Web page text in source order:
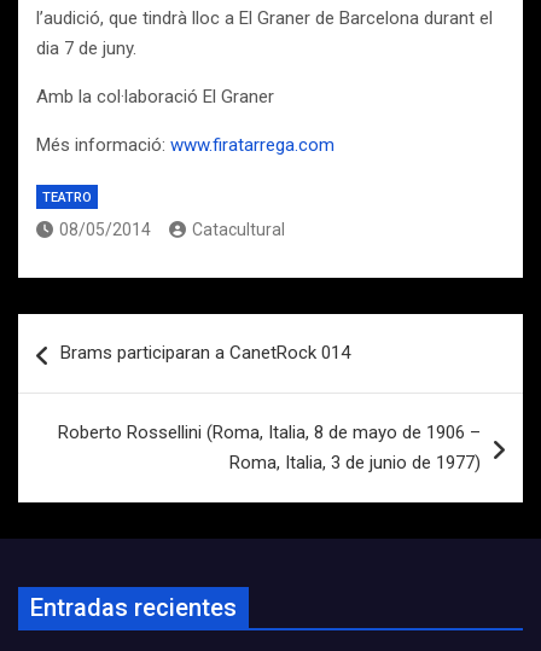
l’audició, que tindrà lloc a El Graner de Barcelona durant el
dia 7 de juny.
Amb la col·laboració El Graner
Més informació: www.firatarrega.com
TEATRO
08/05/2014 Catacultural
de
Brams participaran a CanetRock 014
Roberto Rossellini (Roma, Italia, 8 de mayo de 1906 –
Roma, Italia, 3 de junio de 1977)
Entradas recientes